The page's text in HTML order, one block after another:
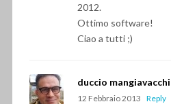
2012.
Ottimo software!
Ciao a tutti ;)
duccio mangiavacchi
12 Febbraio 2013 Reply